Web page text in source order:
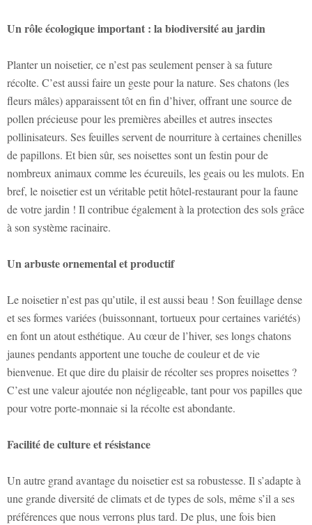
Un rôle écologique important : la biodiversité au jardin
Planter un noisetier, ce n’est pas seulement penser à sa future
récolte. C’est aussi faire un geste pour la nature. Ses chatons (les
fleurs mâles) apparaissent tôt en fin d’hiver, offrant une source de
pollen précieuse pour les premières abeilles et autres insectes
pollinisateurs. Ses feuilles servent de nourriture à certaines chenilles
de papillons. Et bien sûr, ses noisettes sont un festin pour de
nombreux animaux comme les écureuils, les geais ou les mulots. En
bref, le noisetier est un véritable petit hôtel-restaurant pour la faune
de votre jardin ! Il contribue également à la protection des sols grâce
à son système racinaire.
Un arbuste ornemental et productif
Le noisetier n’est pas qu’utile, il est aussi beau ! Son feuillage dense
et ses formes variées (buissonnant, tortueux pour certaines variétés)
en font un atout esthétique. Au cœur de l’hiver, ses longs chatons
jaunes pendants apportent une touche de couleur et de vie
bienvenue. Et que dire du plaisir de récolter ses propres noisettes ?
C’est une valeur ajoutée non négligeable, tant pour vos papilles que
pour votre porte-monnaie si la récolte est abondante.
Facilité de culture et résistance
Un autre grand avantage du noisetier est sa robustesse. Il s’adapte à
une grande diversité de climats et de types de sols, même s’il a ses
préférences que nous verrons plus tard. De plus, une fois bien